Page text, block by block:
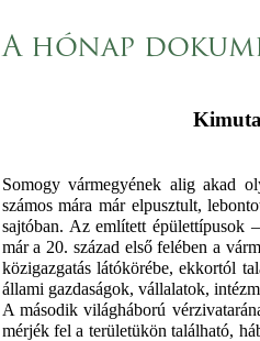
A hónap
Somogy vármegyének alig akad
számos mára már elpusztult,
sajtóban. Az említett épülettípusok
már a 20. század első felében a
közigazgatás látókörébe, ekkortól
állami gazdaságok, vállalatok,
A második világháború
mérjék fel a területükön található,